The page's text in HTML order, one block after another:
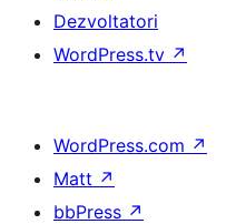
Dezvoltatori
WordPress.tv ↗
WordPress.com ↗
Matt ↗
bbPress ↗